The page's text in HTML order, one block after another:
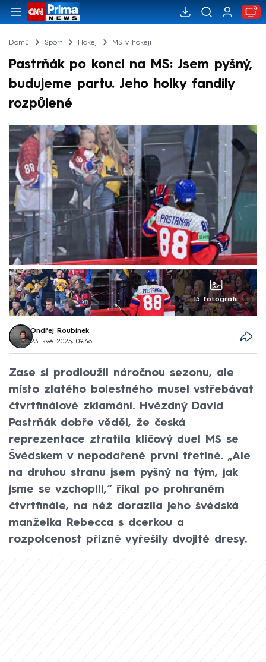
Domů Sport Hokej MS v hokeji
Pastrňák po konci na MS: Jsem pyšný,
budujeme partu. Jeho holky fandily
rozpůlené
15 fotografií
Ondřej Roubínek
23. kvě 2025, 09:46
Zase si prodloužil náročnou sezonu, ale
místo zlatého bolestného musel vstřebávat
čtvrtfinálové zklamání. Hvězdný David
Pastrňák dobře věděl, že česká
reprezentace ztratila klíčový duel MS se
Švédskem v nepodařené první třetině. „Ale
na druhou stranu jsem pyšný na tým, jak
jsme se vzchopili,“ říkal po prohraném
čtvrtfinále, na něž dorazila jeho švédská
manželka Rebecca s dcerkou a
rozpolcenost přízně vyřešily dvojité dresy.